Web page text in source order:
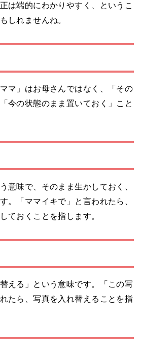
は端的にわかりやすく、というこ
しれませんね。
マ」はお母さんではなく、「その
今の状態のまま置いておく」こと
意味で、そのまま生かしておく、
。「ママイキで」と言われたら、
ておくことを指します。
える」という意味です。「この写
たら、写真を入れ替えることを指